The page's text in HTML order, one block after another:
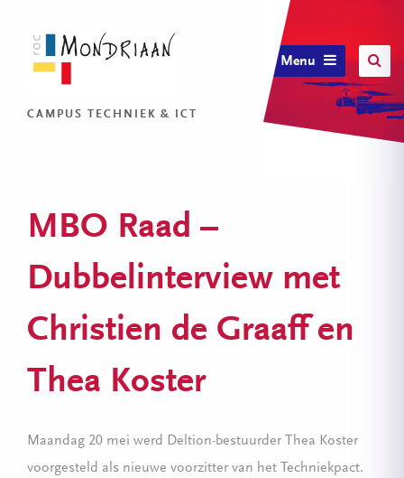
CAMPUS TECHNIEK & ICT
Menu
MBO Raad –
Dubbelinterview met
Christien de Graaff en
Thea Koster
Maandag 20 mei werd Deltion-bestuurder Thea Koster
voorgesteld als nieuwe voorzitter van het Techniekpact.